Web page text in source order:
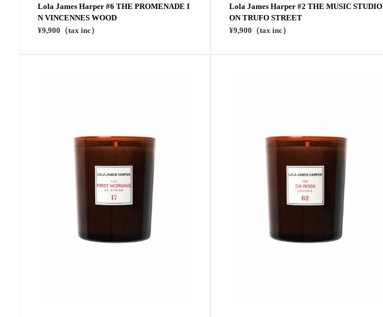
Lola James Harper #6 THE PROMENADE I
N VINCENNES WOOD
¥9,900（tax inc）
Lola James Harper #2 THE MUSIC STUDIO
ON TRUFO STREET
¥9,900（tax inc）